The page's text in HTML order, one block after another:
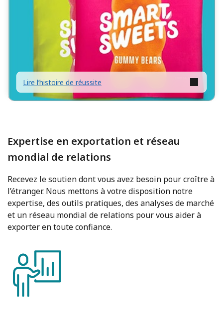
Lire l’histoire de réussite
Expertise en exportation et réseau
mondial de relations
Recevez le soutien dont vous avez besoin pour croître à
l’étranger. Nous mettons à votre disposition notre
expertise, des outils pratiques, des analyses de marché
et un réseau mondial de relations pour vous aider à
exporter en toute confiance.